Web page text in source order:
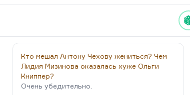
Кто мешал Антону Чехову жениться? Чем
Лидия Мизинова оказалась хуже Ольги
Книппер?
Очень убедительно.